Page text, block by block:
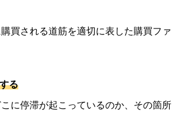
買される道筋を適切に表した購買ファ
る
に停滞が起こっているのか、その箇所